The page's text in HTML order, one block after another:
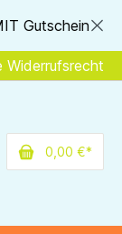
- - ❤ - -
Widerrufsrecht
0,00 €*